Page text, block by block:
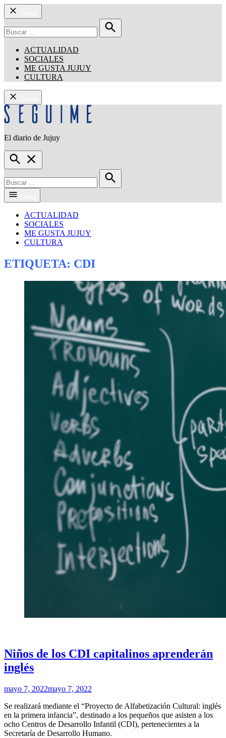
Buscar
ACTUALIDAD
SOCIALES
ME GUSTA JUJUY
CULTURA
Saltar
al
El diario de Jujuy
Open
Search
Buscar
ACTUALIDAD
SOCIALES
ME GUSTA JUJUY
CULTURA
ETIQUETA: CDI
Niños de los CDI capitalinos aprenderán
inglés
por
mayo 7, 2022mayo 7, 2022
Se realizará mediante el “Proyecto de Alfabetización Cultural: inglés
en la primera infancia”, destinado a los pequeños que asisten a los
ocho Centros de Desarrollo Infantil (CDI), pertenecientes a la
Secretaría de Desarrollo Humano.